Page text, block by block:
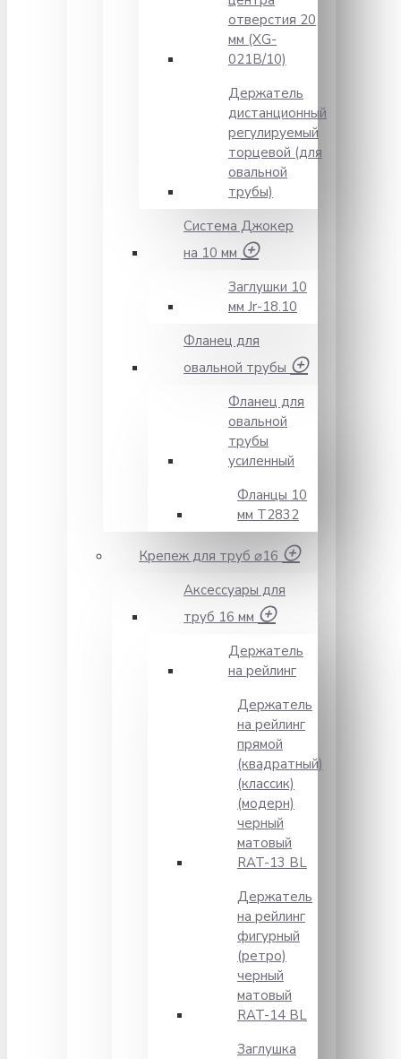
отверстия 20
мм (XG-
021B/10)
Держатель
дистанционный
регулируемый
торцевой (для
овальной
трубы)
Система Джокер
на 10 мм
Заглушки 10
мм Jr-18.10
Фланец для
овальной трубы
Фланец для
овальной
трубы
усиленный
Фланцы 10
мм Т2832
Крепеж для труб ⌀16
Аксессуары для
труб 16 мм
Держатель
на рейлинг
Держатель
на рейлинг
прямой
(квадратный)
(классик)
(модерн)
черный
матовый
RAT-13 BL
Держатель
на рейлинг
фигурный
(ретро)
черный
матовый
RAT-14 BL
Заглушка